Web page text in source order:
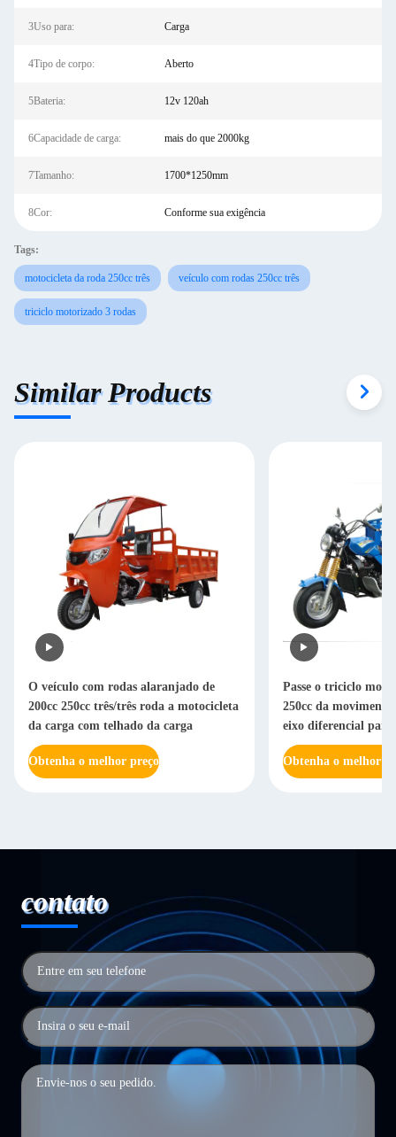
3Uso para: Carga
4Tipo de corpo: Aberto
5Bateria: 12v 120ah
6Capacidade de carga: mais do que 2000kg
7Tamanho: 1700*1250mm
8Cor: Conforme sua exigência
Tags:
motocicleta da roda 250cc três veículo com rodas 250cc três
triciclo motorizado 3 rodas
Similar Products
O veículo com rodas alaranjado de
200cc 250cc três/três roda a motocicleta
da carga com telhado da carga
Obtenha o melhor preço
Passe o triciclo
250cc da
eixo diferencial para
Obtenha o melhor
contato